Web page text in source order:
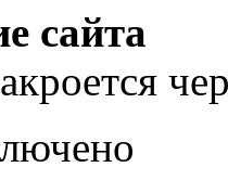
сайта